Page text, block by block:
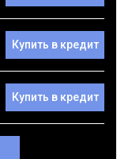
Купить в кредит
Купить в кредит